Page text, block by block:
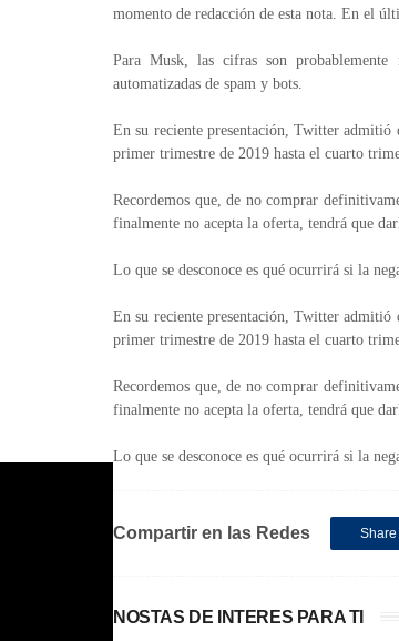
momento de redacción de esta nota. En el
Para Musk, las cifras son probablemente
automatizadas de spam y bots.
En su reciente presentación, Twitter
primer trimestre de 2019 hasta el cuarto
Recordemos que, de no comprar
finalmente no acepta la oferta, tendrá que
Lo que se desconoce es qué ocurrirá si la
En su reciente presentación, Twitter
primer trimestre de 2019 hasta el cuarto
Recordemos que, de no comprar
finalmente no acepta la oferta, tendrá que
Lo que se desconoce es qué ocurrirá si la
Compartir en las Redes Share
NOSTAS DE INTERES PARA TI